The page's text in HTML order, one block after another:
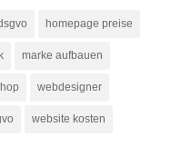
homepage preise
marke aufbauen
webdesigner
website kosten